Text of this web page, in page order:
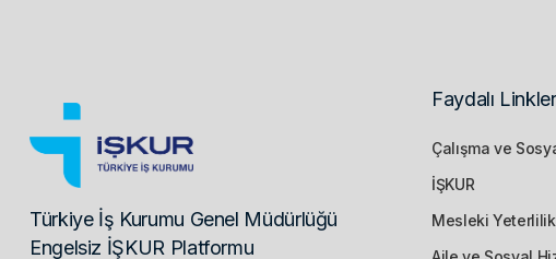
Türkiye İş Kurumu Genel Müdürlüğü
Engelsiz İŞKUR Platformu
Faydalı Linkler
Çalışma ve
İŞKUR
Mesleki